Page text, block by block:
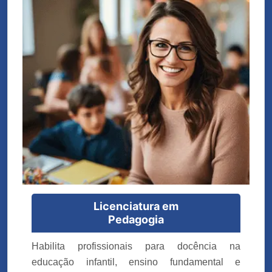
Licenciatura em
Pedagogia
Habilita profissionais para docência na
educação infantil, ensino fundamental e